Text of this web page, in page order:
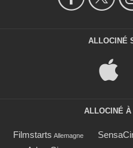
ALLOCINÉ
ALLOCINÉ
Filmstarts Allemagne